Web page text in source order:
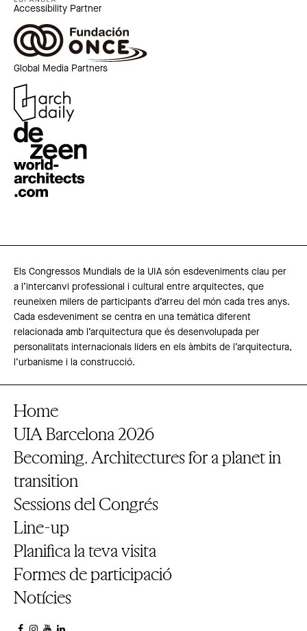
Accessibility Partner
Global Media Partners
Els Congressos Mundials de la UIA són esdeveniments clau per
a l’intercanvi professional i cultural entre arquitectes, que
reuneixen milers de participants d’arreu del món cada tres anys.
Cada esdeveniment se centra en una temàtica diferent
relacionada amb l’arquitectura que és desenvolupada per
personalitats internacionals líders en els àmbits de l’arquitectura,
l’urbanisme i la construcció.
Home
UIA Barcelona 2026
Becoming. Architectures for a planet in
transition
Sessions del Congrés
Line-up
Planifica la teva visita
Formes de participació
Notícies